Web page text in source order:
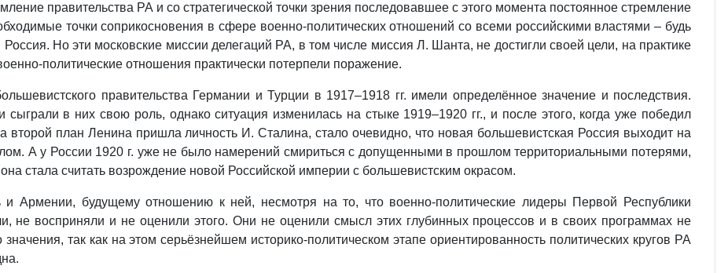
правительства РА и со стратегической точки зрения последовавшее с этого момента постоянное стремление
точки соприкосновения в сфере военно-политических отношений со всеми российскими властями – будь
Но эти московские миссии делегаций РА, в том числе миссия Л. Шанта, не достигли своей цели, на практике
политические отношения практически потерпели поражение.
правительства Германии и Турции в 1917–1918 гг. имели определённое значение и последствия.
в них свою роль, однако ситуация изменилась на стыке 1919–1920 гг., и после этого, когда уже победил
план Ленина пришла личность И. Сталина, стало очевидно, что новая большевистская Россия выходит на
А у России 1920 г. уже не было намерений смириться с допущенными в прошлом территориальными потерями,
стала считать возрождение новой Российской империи с большевистским окрасом.
и Армении, будущему отношению к ней, несмотря на то, что военно-политические лидеры Первой Республики
не восприняли и не оценили этого. Они не оценили смысл этих глубинных процессов и в своих программах не
так как на этом серьёзнейшем историко-политическом этапе ориентированность политических кругов РА